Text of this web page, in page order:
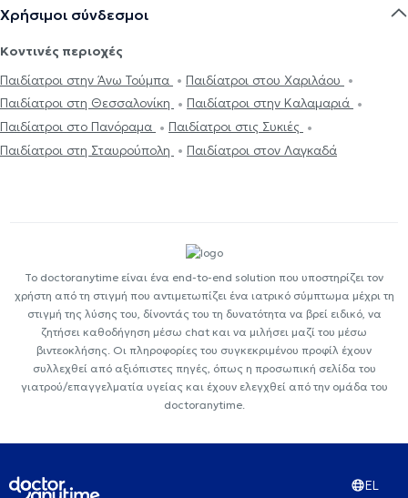
Χρήσιμοι σύνδεσμοι
Κοντινές περιοχές
Παιδίατροι στην Άνω Τούμπα
Παιδίατροι στου Χαριλάου
Παιδίατροι στη Θεσσαλονίκη
Παιδίατροι στην Καλαμαριά
Παιδίατροι στο Πανόραμα
Παιδίατροι στις Συκιές
Παιδίατροι στη Σταυρούπολη
Παιδίατροι στον Λαγκαδά
Το doctoranytime είναι ένα end-to-end solution που υποστηρίζει τον
χρήστη από τη στιγμή που αντιμετωπίζει ένα ιατρικό σύμπτωμα μέχρι τη
στιγμή της λύσης του, δίνοντάς του τη δυνατότητα να βρεί ειδικό, να
ζητήσει καθοδήγηση μέσω chat και να μιλήσει μαζί του μέσω
βιντεοκλήσης. Οι πληροφορίες του συγκεκριμένου προφίλ έχουν
συλλεχθεί από αξιόπιστες πηγές, όπως η προσωπική σελίδα του
γιατρού/επαγγελματία υγείας και έχουν ελεγχθεί από την ομάδα του
doctoranytime.
EL